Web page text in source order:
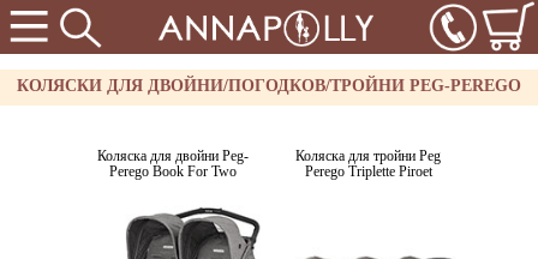
КОЛЯСКИ ДЛЯ ДВОЙНИ/ПОГОДКОВ/ТРОЙНИ PEG-PEREGO
Коляска для двойни Peg-
Perego Book For Two
Коляска для тройни Peg
Perego Triplette Piroet